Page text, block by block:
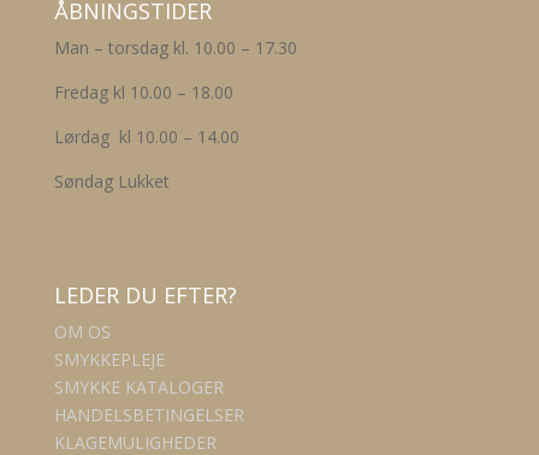
ÅBNINGSTIDER
Man – torsdag kl. 10.00 – 17.30
Fredag kl 10.00 – 18.00
Lørdag kl 10.00 – 14.00
Søndag Lukket
LEDER DU EFTER?
OM OS
SMYKKEPLEJE
SMYKKE KATALOGER
HANDELSBETINGELSER
KLAGEMULIGHEDER